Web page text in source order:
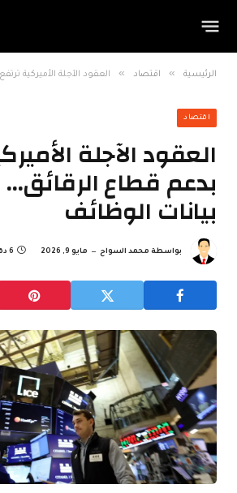
الرئيسية » اقتصاد » العقود الآجلة الأميركية ترتفع بدعم
اقتصاد
العقود الآجلة
بدعم قطاع
بيانات الوظائف
بواسطة محمد السواح مايو 9, 2026 6 دقائق